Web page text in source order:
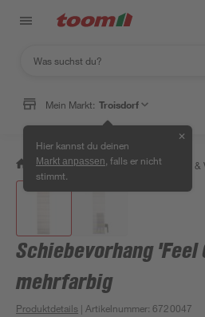
Mein Markt: Troisdorf
Hier kannst du deinen
Markt anpassen , falls er nicht
stimmt.
✕
/ Wohnen & Haushalt / Gardinen &
Schiebevorhang 'Feel
mehrfarbig
Produktdetails | Artikelnummer:6720047